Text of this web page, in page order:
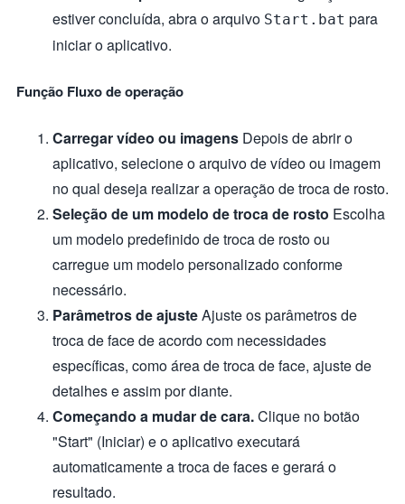
estiver concluída, abra o arquivo Start.bat para
iniciar o aplicativo.
Função Fluxo de operação
Carregar vídeo ou imagens Depois de abrir o
aplicativo, selecione o arquivo de vídeo ou imagem
no qual deseja realizar a operação de troca de rosto.
Seleção de um modelo de troca de rosto Escolha
um modelo predefinido de troca de rosto ou
carregue um modelo personalizado conforme
necessário.
Parâmetros de ajusteAjuste os parâmetros de
troca de face de acordo com necessidades
específicas, como área de troca de face, ajuste de
detalhes e assim por diante.
Começando a mudar de cara.Clique no botão
"Start" (Iniciar) e o aplicativo executará
automaticamente a troca de faces e gerará o
resultado.